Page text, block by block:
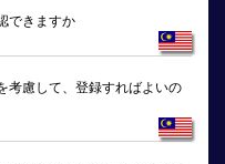
できますか
考慮して、登録すればよいの